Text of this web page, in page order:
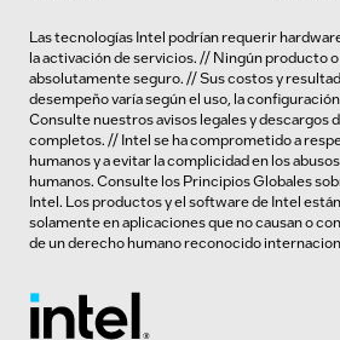
Las tecnologías Intel podrían requerir
la activación de servicios. // Ningún producto
absolutamente seguro. // Sus costos y
desempeño varía según el uso, la
Consulte nuestrosavisos legales y descargos
completos. // Intel se ha comprometido a
humanos y a evitar la complicidad en los
humanos.Consulte losPrincipios Globales
Intel. Los productos y el software de Intel
solamente en aplicaciones que no causan o
de un derecho humano reconocido